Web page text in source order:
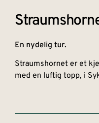
En nydelig tur.
Straumshornet er et
med en luftig topp, i